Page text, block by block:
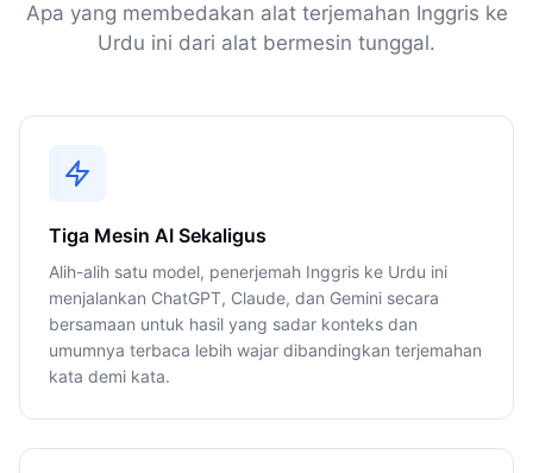
Apa yang membedakan alat terjemahan Inggris ke
Urdu ini dari alat bermesin tunggal.
Tiga Mesin AI Sekaligus
Alih-alih satu model, penerjemah Inggris ke Urdu ini
menjalankan ChatGPT, Claude, dan Gemini secara
bersamaan untuk hasil yang sadar konteks dan
umumnya terbaca lebih wajar dibandingkan terjemahan
kata demi kata.